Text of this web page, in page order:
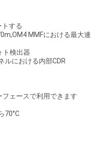
する
MMFにおける最大連
ト検出器
ルにおける内部CDR
ェースで利用できます
70°C